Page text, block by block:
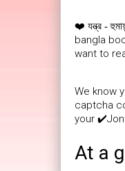
❤️ যন্ত্র -
bangla
want to
We know
captcha
your
At a